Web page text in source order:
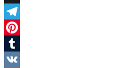
X
Telegram
Pinterest
Tumblr